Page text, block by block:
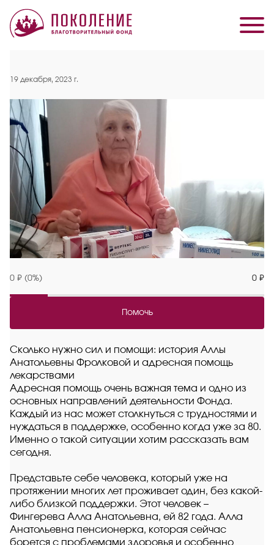
19 декабря, 2023 г.
0 ₽ (0%) 0 ₽
Помочь
Сколько нужно сил и помощи: история Аллы
Анатольевны Фролковой и адресная помощь
лекарствами
Адресная помощь очень важная тема и одно из
основных направлений деятельности Фонда.
Каждый из нас может столкнуться с трудностями и
нуждаться в поддержке, особенно когда уже за 80.
Именно о такой ситуации хотим рассказать вам
сегодня.
Представьте себе человека, который уже на
протяжении многих лет проживает один, без какой-
либо близкой поддержки. Этот человек –
Фингерева Алла Анатольевна, ей 82 года. Алла
Анатольевна пенсионерка, которая сейчас
борется с проблемами здоровья и особенно